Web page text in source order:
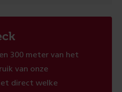
300 meter van het
van onze
direct welke